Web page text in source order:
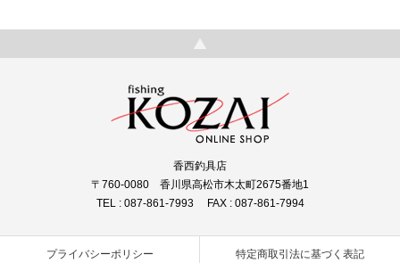
香西釣具店
〒760-0080 香川県高松市木太町2675番地1
TEL : 087-861-7993 FAX : 087-861-7994
プライバシーポリシー 特定商取引法に基づく表記